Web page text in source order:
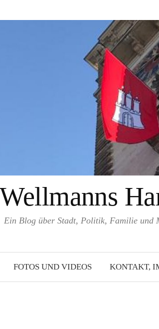
Ein Blog über Stadt, Politik, Familie und
FOTOS UND VIDEOS KONTAKT,